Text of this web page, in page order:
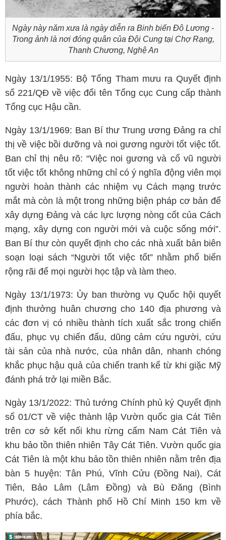
Ngày này năm xưa là ngày diễn ra Binh biến Đô Lương -
Trong ảnh là nơi đóng quân của Đội Cung tại Chợ Rạng,
Thanh Chương, Nghệ An
Ngày 13/1/1955: Bộ Tổng Tham mưu ra Quyết định
số 221/QĐ về việc đổi tên Tổng cục Cung cấp thành
Tổng cục Hậu cần.
Ngày 13/1/1969: Ban Bí thư Trung ương Đảng ra chỉ
thị về việc bồi dưỡng và noi gương người tốt việc tốt.
Ban chỉ thị nêu rõ: “Việc noi gương và cổ vũ người
tốt việc tốt không những chỉ có ý nghĩa động viên mọi
người hoàn thành các nhiệm vụ Cách mạng trước
mắt mà còn là một trong những biện pháp cơ bản để
xây dựng Đảng và các lực lượng nòng cốt của Cách
mạng, xây dựng con người mới và cuộc sống mới”.
Ban Bí thư còn quyết định cho các nhà xuất bản biên
soạn loại sách “Người tốt việc tốt” nhằm phổ biến
rộng rãi để mọi người học tập và làm theo.
Ngày 13/1/1973: Ủy ban thường vụ Quốc hội quyết
định thưởng huân chương cho 140 địa phương và
các đơn vị có nhiều thành tích xuất sắc trong chiến
đấu, phục vụ chiến đấu, dũng cảm cứu người, cứu
tài sản của nhà nước, của nhân dân, nhanh chóng
khắc phục hậu quả của chiến tranh kể từ khi giặc Mỹ
đánh phá trở lại miền Bắc.
Ngày 13/1/2022: Thủ tướng Chính phủ ký Quyết định
số 01/CT về việc thành lập Vườn quốc gia Cát Tiên
trên cơ sở kết nối khu rừng cấm Nam Cát Tiên và
khu bảo tồn thiên nhiên Tây Cát Tiên. Vườn quốc gia
Cát Tiên là một khu bảo tồn thiên nhiên nằm trên địa
bàn 5 huyện: Tân Phú, Vĩnh Cửu (Đồng Nai), Cát
Tiên, Bảo Lâm (Lâm Đồng) và Bù Đăng (Bình
Phước), cách Thành phố Hồ Chí Minh 150 km về
phía bắc.